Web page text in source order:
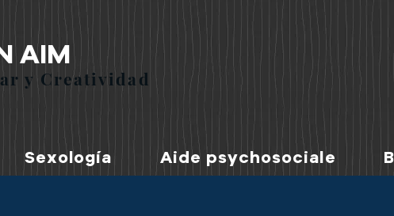
AIM
y Creatividad
Sexología Aide psychosociale